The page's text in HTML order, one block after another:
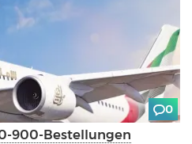
0
900-Bestellungen